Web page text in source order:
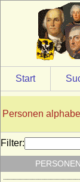
Start
Personen
Filter:
Vittorio
Emanuel I.
* 24.07.1759; +
Vittorio
Emanuel II.)
Vittorio
Emanuel III.
* 11.02.1963;
Vladimir
Huitfeld), Graf